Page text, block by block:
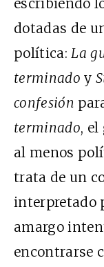
escribiendo
dotadas de
política:La
terminado y
confesión
terminado,
al menos
trata de un
interpretado
amargo
encontrarse